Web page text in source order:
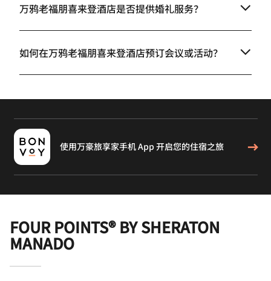
万鸦老福朋喜来登酒店是否提供婚礼服务？
如何在万鸦老福朋喜来登酒店预订会议或活动？
使用万豪旅享家手机 App 开启您的住宿之旅
FOUR POINTS® BY SHERATON
MANADO